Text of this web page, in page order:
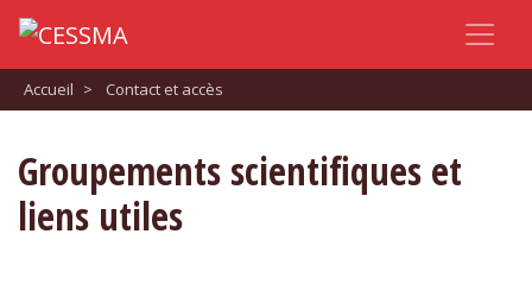
Accueil > Contact et accès
Groupements scientifiques et
liens utiles